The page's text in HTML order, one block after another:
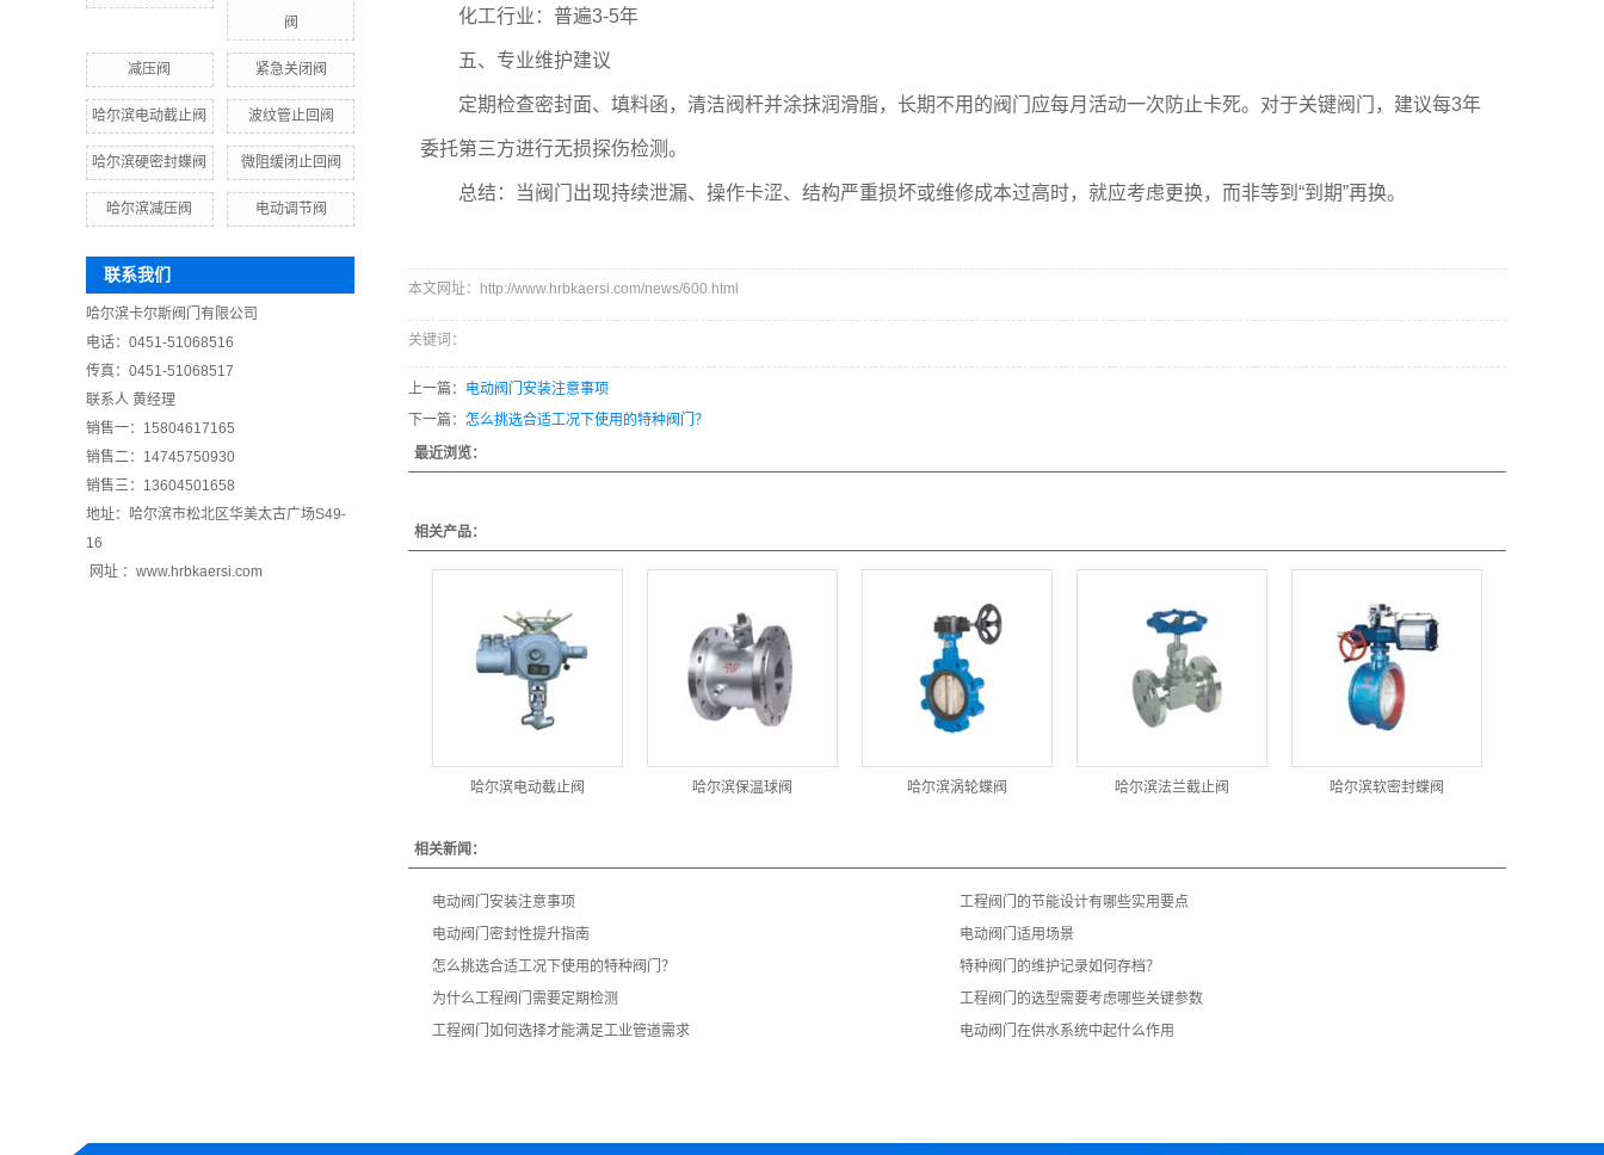
阀
减压阀 紧急关闭阀
哈尔滨电动截止阀 波纹管止回阀
哈尔滨硬密封蝶阀 微阻缓闭止回阀
哈尔滨减压阀 电动调节阀
联系我们
哈尔滨卡尔斯阀门有限公司
电话：0451-51068516
传真：0451-51068517
联系人 黄经理
销售一：15804617165
销售二：14745750930
销售三：13604501658
地址：哈尔滨市松北区华美太古广场S49-
16
网址 ：www.hrbkaersi.com
化工行业：普遍3-5年
五、专业维护建议
定期检查密封面、填料函，清洁阀杆并涂抹润滑脂，长期不用的阀门应每月活动一次防止卡死。对于关键阀门，建议每3年
委托第三方进行无损探伤检测。
总结：当阀门出现持续泄漏、操作卡涩、结构严重损坏或维修成本过高时，就应考虑更换，而非等到“到期”再换。
本文网址：http://www.hrbkaersi.com/news/600.html
关键词：
上一篇： 电动阀门安装注意事项
下一篇： 怎么挑选合适工况下使用的特种阀门？
最近浏览：
相关产品：
哈尔滨电动截止阀 哈尔滨保温球阀 哈尔滨涡轮蝶阀 哈尔滨法兰截止阀 哈尔滨软密封蝶阀
相关新闻：
电动阀门安装注意事项
工程阀门的节能设计有哪些实用要点
电动阀门密封性提升指南
电动阀门适用场景
怎么挑选合适工况下使用的特种阀门？
特种阀门的维护记录如何存档？
为什么工程阀门需要定期检测
工程阀门的选型需要考虑哪些关键参数
工程阀门如何选择才能满足工业管道需求
电动阀门在供水系统中起什么作用